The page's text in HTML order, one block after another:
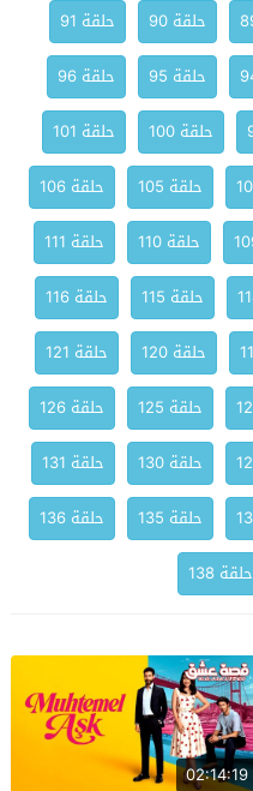
حلقة 90
حلقة 91
حلقة 95
حلقة 96
حلقة 100
حلقة 101
حلقة 105
حلقة 106
حلقة 110
حلقة 111
حلقة 115
حلقة 116
حلقة 120
حلقة 121
حلقة 125
حلقة 126
حلقة 130
حلقة 131
حلقة 135
حلقة 136
حلقة 138
02:14:19